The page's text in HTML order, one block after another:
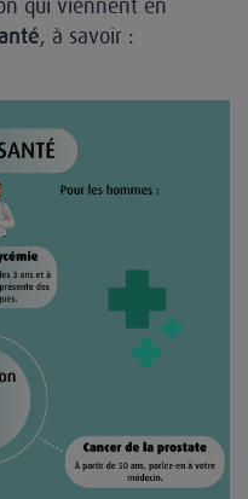
qui viennent en
, à savoir :